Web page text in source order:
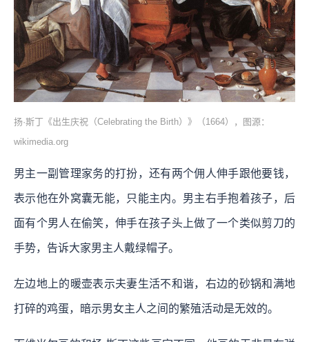
扬·斯丁《出生庆祝（Celebrating the Birth）》（1664），图源：
wikimedia.org
男主一副管理家务的打扮，还有两个佣人伸手跟他要钱，
表示他在外窝囊无能，只能主内。男主右手抱着孩子，后
面有个男人在偷笑，伸手在孩子头上做了一个类似剪刀的
手势，告诉大家男主人戴绿帽子。
左边地上的暖壶表示夫妻生活不和谐，右边的砂锅和满地
打碎的鸡蛋，暗示男女主人之间的繁殖活动是无效的。